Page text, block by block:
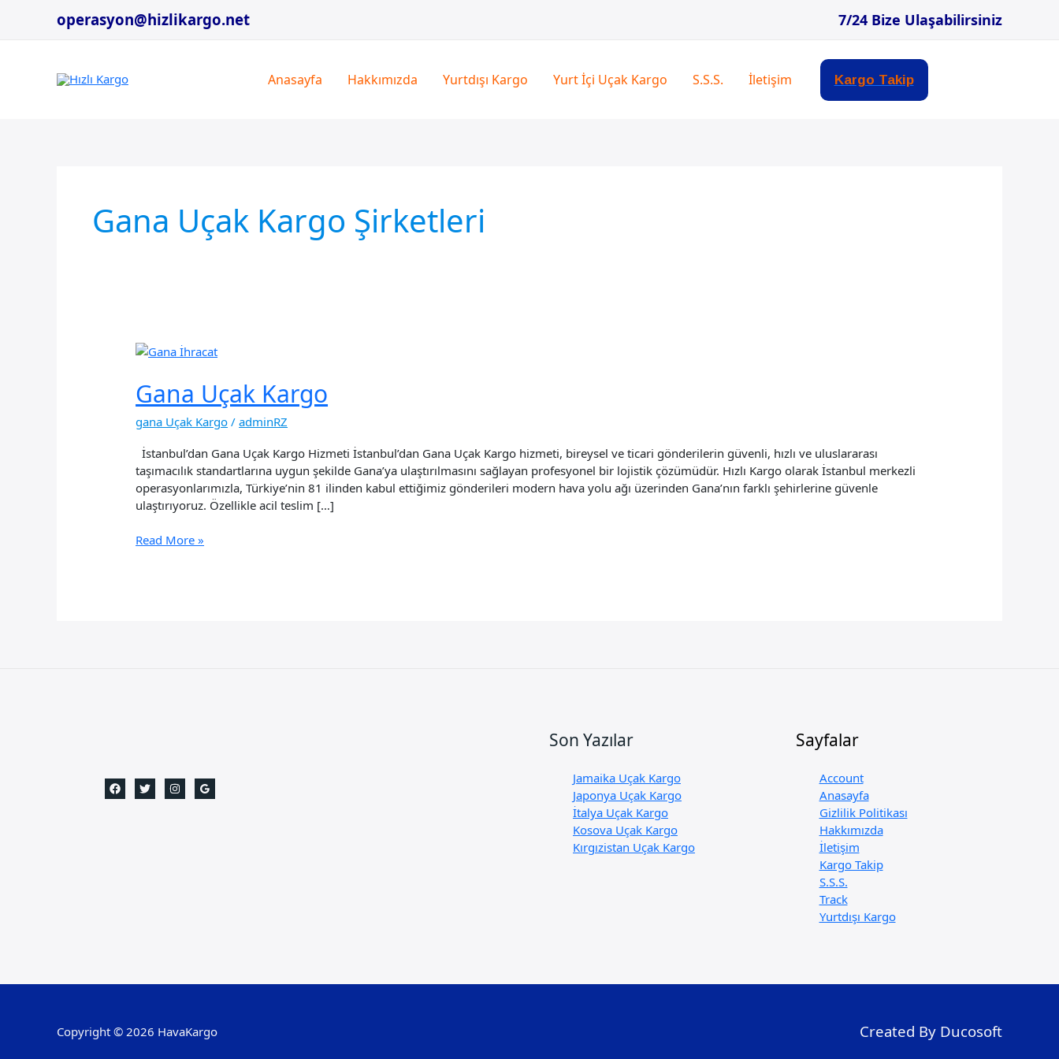
operasyon@hizlikargo.net 7/24 Bize Ulaşabilirsiniz
Anasayfa Hakkımızda Yurtdışı Kargo Yurt İçi Uçak Kargo S.S.S. İletişim Kargo Takip
Gana Uçak Kargo Şirketleri
Gana Uçak Kargo
gana Uçak Kargo /adminRZ
İstanbul’dan Gana Uçak Kargo Hizmeti İstanbul’dan Gana Uçak Kargo hizmeti, bireysel ve ticari gönderilerin güvenli, hızlı ve uluslararası
taşımacılık standartlarına uygun şekilde Gana’ya ulaştırılmasını sağlayan profesyonel bir lojistik çözümüdür. Hızlı Kargo olarak İstanbul merkezli
operasyonlarımızla, Türkiye’nin 81 ilinden kabul ettiğimiz gönderileri modern hava yolu ağı üzerinden Gana’nın farklı şehirlerine güvenle
ulaştırıyoruz. Özellikle acil teslim […]
Gana
Read More »
Son Yazılar
Jamaika Uçak Kargo
Japonya Uçak Kargo
İtalya Uçak Kargo
Kosova Uçak Kargo
Kırgızistan Uçak Kargo
Sayfalar
Account
Anasayfa
Gizlilik Politikası
Hakkımızda
İletişim
Kargo Takip
S.S.S.
Track
Yurtdışı Kargo
Copyright © 2026 HavaKargo Created By Ducosoft